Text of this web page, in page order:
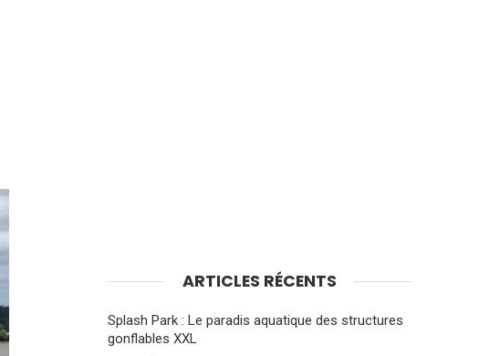
ARTICLES RÉCENTS
Splash Park : Le paradis aquatique des structures
gonflables XXL